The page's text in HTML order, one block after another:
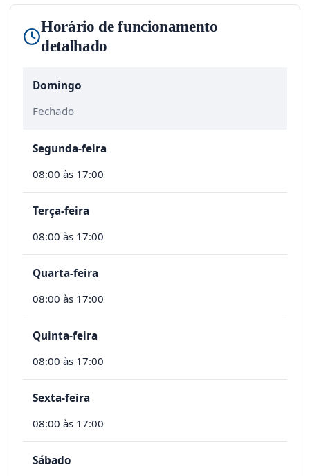
Horário de funcionamento
detalhado
Domingo
Fechado
Segunda-feira
08:00 às 17:00
Terça-feira
08:00 às 17:00
Quarta-feira
08:00 às 17:00
Quinta-feira
08:00 às 17:00
Sexta-feira
08:00 às 17:00
Sábado